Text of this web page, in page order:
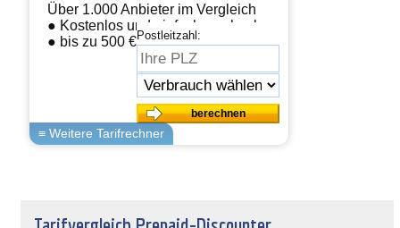
Über 1.000 Anbieter im Vergleich
● Kostenlos und einfach wechseln
● bis zu 500 € sparen
Postleitzahl: